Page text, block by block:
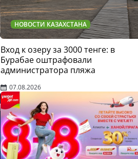
НОВОСТИ КАЗАХСТАНА
Вход к озеру за 3000 тенге: в
Бурабае оштрафовали
администратора пляжа
07.08.2026